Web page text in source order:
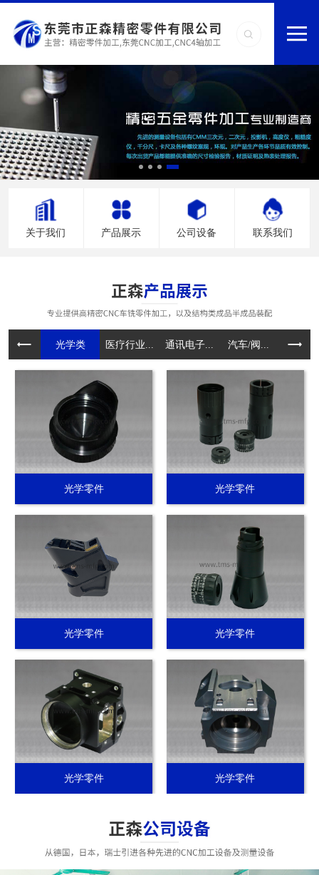
关于我们 产品展示 公司设备 联系我们
光学类 医疗行业... 通讯电子... 汽车/阀... 电动工
光学零件 光学零件
光学零件 光学零件
光学零件 光学零件